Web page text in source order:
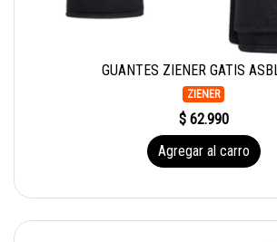
GUANTES ZIENER GATIS
ZIENER
$ 62.990
Agregar al carro